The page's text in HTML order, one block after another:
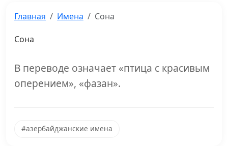
Главная Имена Сона
Сона
В переводе означает «птица с красивым
оперением», «фазан».
#азербайджанские имена